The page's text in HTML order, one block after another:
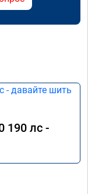
190 лс -